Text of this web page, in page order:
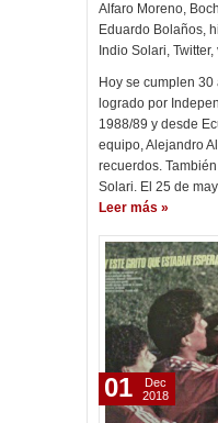
Alfaro Moreno,
Eduardo Bolaños,
Indio Solari, Twitter,
Hoy se cumplen
logrado por
1988/89 y desde
equipo, Alejandro
recuerdos.
Solari. El 25 de
Leer más »
01
Dec
2018